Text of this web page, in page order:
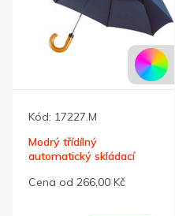
Kód: 17227.M
Modrý třídílný
automatický skládací
Cena od 266,00 Kč